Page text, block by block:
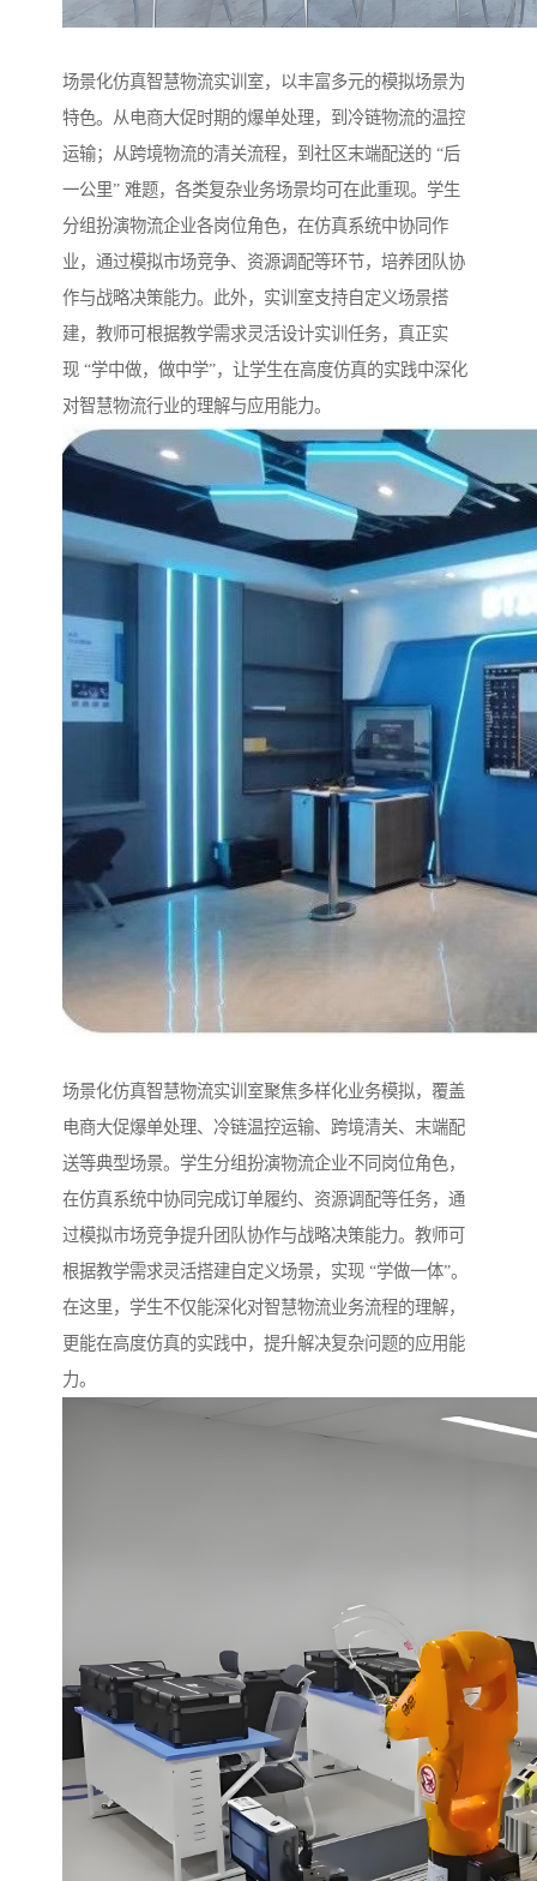
场景化仿真智慧物流实训室，以丰富多元的模拟场景为
特色。从电商大促时期的爆单处理，到冷链物流的温控
运输；从跨境物流的清关流程，到社区末端配送的 “后
一公里” 难题，各类复杂业务场景均可在此重现。学生
分组扮演物流企业各岗位角色，在仿真系统中协同作
业，通过模拟市场竞争、资源调配等环节，培养团队协
作与战略决策能力。此外，实训室支持自定义场景搭
建，教师可根据教学需求灵活设计实训任务，真正实
现 “学中做，做中学”，让学生在高度仿真的实践中深化
对智慧物流行业的理解与应用能力。
场景化仿真智慧物流实训室聚焦多样化业务模拟，覆盖
电商大促爆单处理、冷链温控运输、跨境清关、末端配
送等典型场景。学生分组扮演物流企业不同岗位角色，
在仿真系统中协同完成订单履约、资源调配等任务，通
过模拟市场竞争提升团队协作与战略决策能力。教师可
根据教学需求灵活搭建自定义场景，实现 “学做一体”。
在这里，学生不仅能深化对智慧物流业务流程的理解，
更能在高度仿真的实践中，提升解决复杂问题的应用能
力。